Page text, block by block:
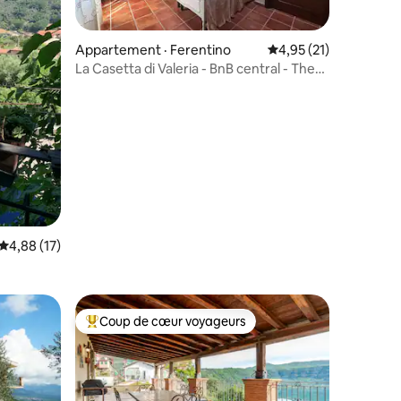
moyenne de 4,88 sur 5, 17 commentaires
4,88 (17)
Appartement · Ferentino Note moyenne de
4,95 (21)
La Casetta di Valeria - BnB central - The
Coup de cœur voyageurs parmi les plus aimés
Coup de cœur voyageurs